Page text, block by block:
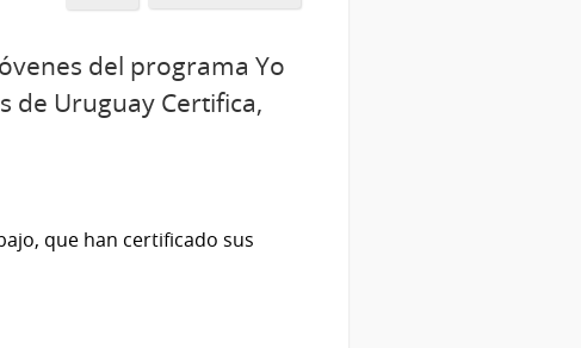
del programa Yo
de Uruguay Certifica,
que han certificado sus